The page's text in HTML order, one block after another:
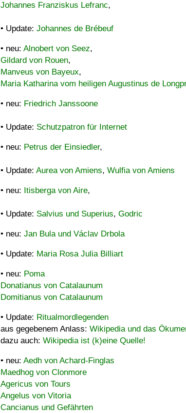
Johannes Franziskus Lefranc,
• Update: Johannes de Brébeuf
• neu: Alnobert von Seez,
Gildard von Rouen,
Manveus von Bayeux,
Maria Katharina vom heiligen Augustinus de
• neu: Friedrich Janssoone
• Update: Schutzpatron für Internet
• neu: Petrus der Einsiedler,
• Update: Aurea von Amiens, Wulfia von Amiens
• neu: Itisberga von Aire,
• Update: Salvius und Superius, Godric
• neu: Jan Bula und Václav Drbola
• Update: Maria Rosa Julia Billiart
• neu: Poma
Donatianus von Catalaunum
Domitianus von Catalaunum
• Update: Ritualmordlegenden
aus gegebenem Anlass: Wikipedia und das
dazu auch: Wikipedia ist (k)eine Quelle!
• neu: Aedh von Achard-Finglas
Maedhog von Clonmore
Agericus von Tours
Angelus von Vitoria
Cancianus und Gefährten